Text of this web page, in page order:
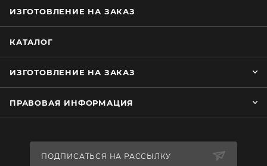
ИЗГОТОВЛЕНИЕ НА ЗАКАЗ
КАТАЛОГ
ИЗГОТОВЛЕНИЕ НА ЗАКАЗ
ПРАВОВАЯ ИНФОРМАЦИЯ
ПОДПИСАТЬСЯ НА РАССЫЛКУ